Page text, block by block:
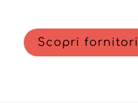
Scopri fornitori